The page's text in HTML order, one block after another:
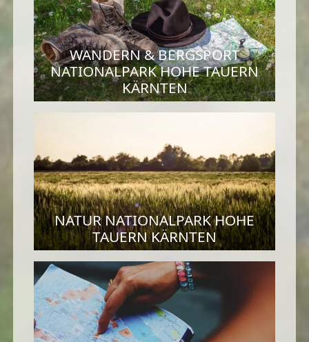
WANDERN & BERGSPORT
NATIONALPARK HOHE TAUERN
KÄRNTEN
NATUR NATIONALPARK HOHE
TAUERN KÄRNTEN